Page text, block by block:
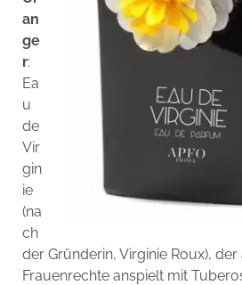
an
ge
r:
Ea
u
de
Vir
gin
ie
(na
ch
der Gründerin, Virginie Roux),
Frauenrechte anspielt mit